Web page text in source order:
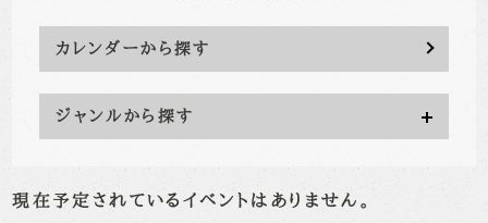
カレンダーから探す
ジャンルから探す
現在予定されているイベントはありません。